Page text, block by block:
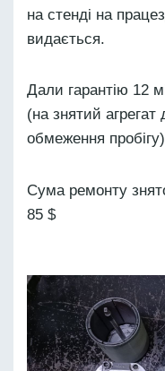
на стенді на
видається.
Дали гарантію 12
(на знятий агрегат
обмеження
Сума ремонту
85 $